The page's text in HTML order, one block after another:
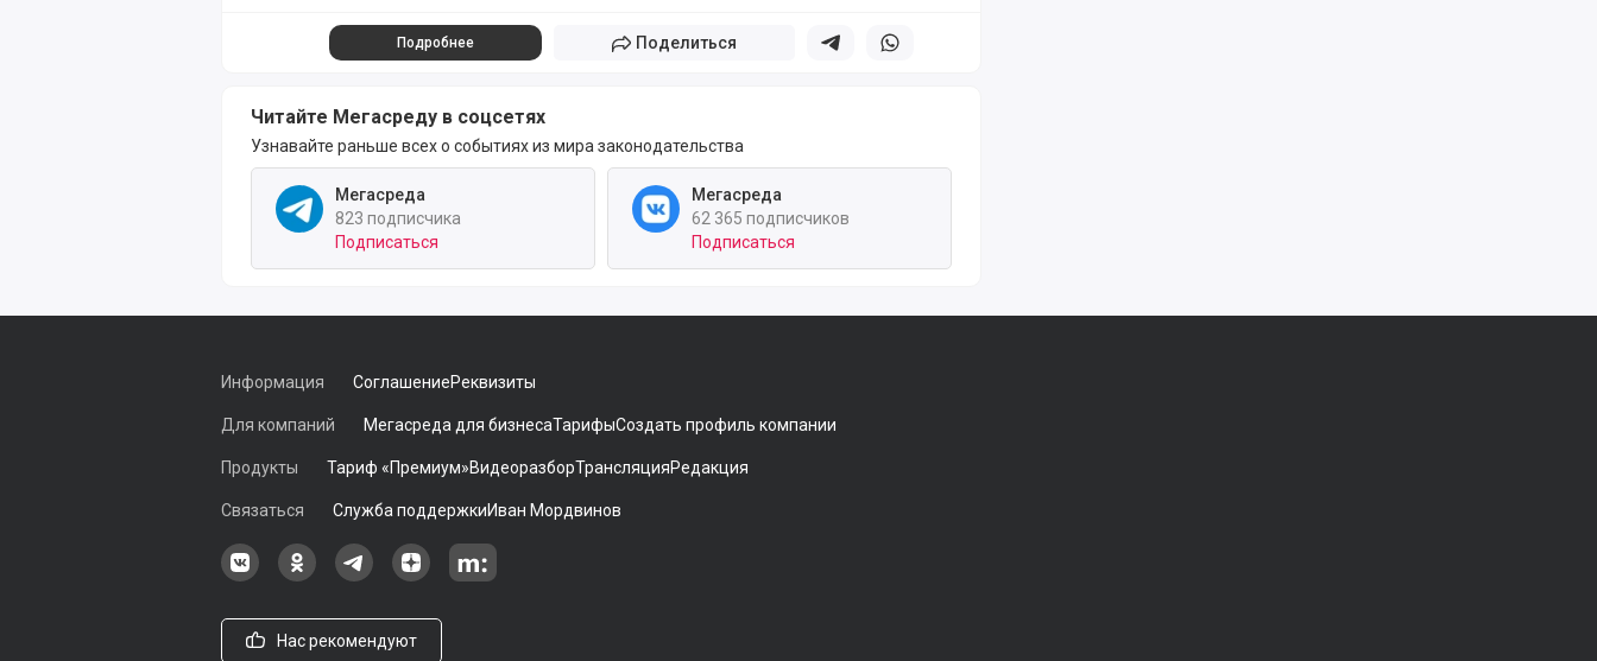
Подробнее Поделиться Поделиться в телеграм
Поделиться в whatsapp
Читайте Мегасреду в соцсетях
Узнавайте раньше всех о событиях из мира законодательства
Мегасреда
823 подписчика
Подписаться
Мегасреда
62 365 подписчиков
Подписаться
Информация СоглашениеРеквизиты
Для компаний Мегасреда для бизнесаТарифыСоздать профиль компании
Продукты Тариф «Премиум»ВидеоразборТрансляцияРедакция
Связаться Служба поддержкиИван Мордвинов
Наша группа в ВКонтакте
Наша группа на Одноклассники[
Наша группа в Telegram
наш профиль на Дзен
Наш аккаунт на Мегасреде
Нас рекомендуют